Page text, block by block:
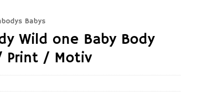
Babys
Wild one Baby Body
Print / Motiv